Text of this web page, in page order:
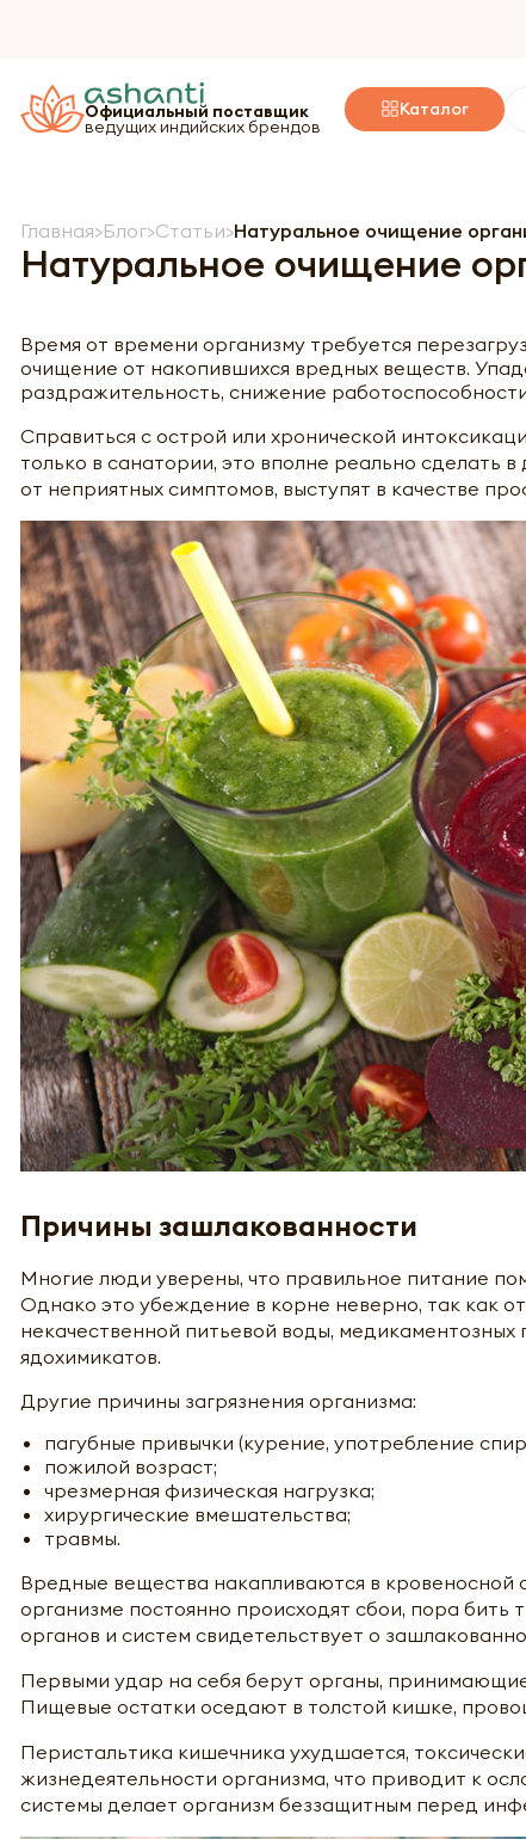
Официальный поставщик
ведущих индийских брендов
Каталог
Главная Блог Статьи Натуральное очищение
Натуральное очищение
Время от времени организму требуется
очищение от накопившихся вредных веществ.
раздражительность, снижение
Справиться с острой или хронической
только в санатории, это вполне реально сделать
от неприятных симптомов, выступят в качестве
Причины зашлакованности
Многие люди уверены, что правильное питание
Однако это убеждение в корне неверно, так как
некачественной питьевой воды,
ядохимикатов.
Другие причины загрязнения организма:
пагубные привычки (курение, употребление
пожилой возраст;
чрезмерная физическая нагрузка;
хирургические вмешательства;
травмы.
Вредные вещества накапливаются в кровеносной
организме постоянно происходят сбои, пора
органов и систем свидетельствует о
Первыми удар на себя берут органы,
Пищевые остатки оседают в толстой кишке,
Перистальтика кишечника ухудшается,
жизнедеятельности организма, что приводит к
системы делает организм беззащитным перед